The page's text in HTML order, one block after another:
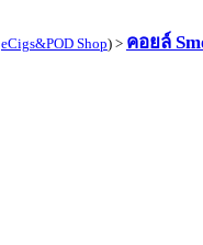
eCigs&POD Shop) > คอยล์